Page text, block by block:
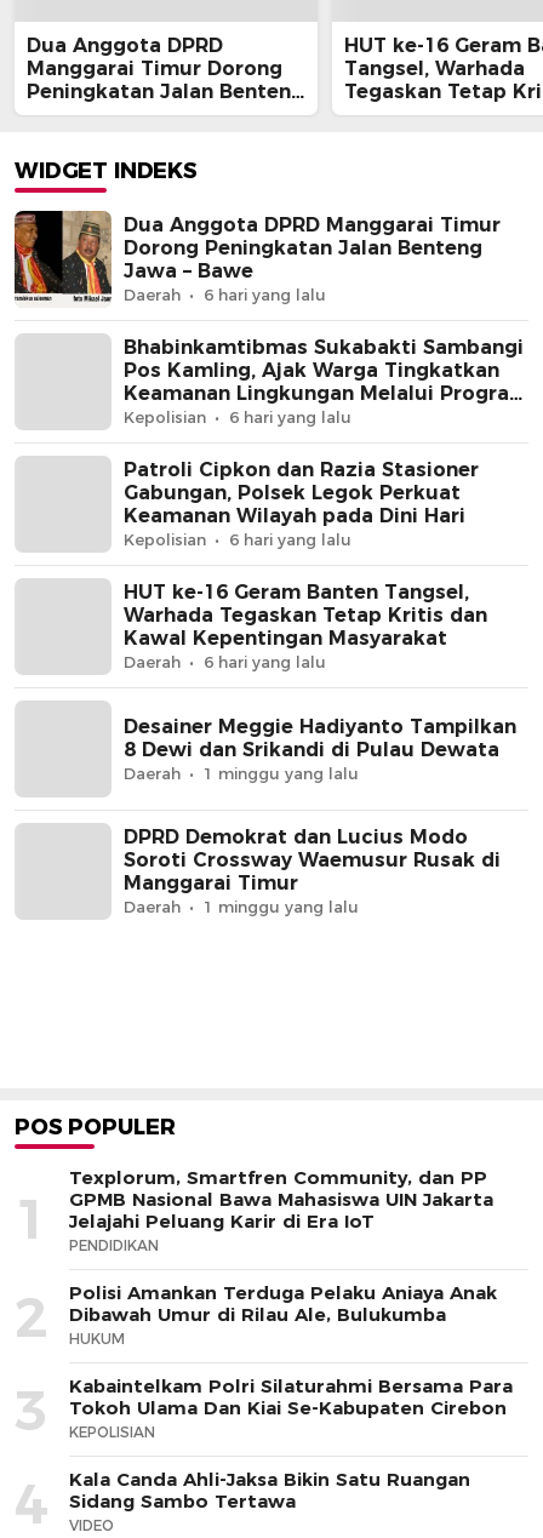
Dua Anggota DPRD
Manggarai Timur Dorong
Peningkatan Jalan Benteng
Jawa – Bawe
HUT ke-16 Geram
Tangsel, Warhada
Tegaskan Tetap
Kawal Kepentingan
WIDGET INDEKS
Dua Anggota DPRD Manggarai Timur
Dorong Peningkatan Jalan Benteng
Jawa – Bawe
Daerah 6 hari yang lalu
Bhabinkamtibmas Sukabakti Sambangi
Pos Kamling, Ajak Warga Tingkatkan
Keamanan Lingkungan Melalui Program
Jaga Jakarta+
Kepolisian 6 hari yang lalu
Patroli Cipkon dan Razia Stasioner
Gabungan, Polsek Legok Perkuat
Keamanan Wilayah pada Dini Hari
Kepolisian 6 hari yang lalu
HUT ke-16 Geram Banten Tangsel,
Warhada Tegaskan Tetap Kritis dan
Kawal Kepentingan Masyarakat
Daerah 6 hari yang lalu
Desainer Meggie Hadiyanto Tampilkan
8 Dewi dan Srikandi di Pulau Dewata
Daerah 1 minggu yang lalu
DPRD Demokrat dan Lucius Modo
Soroti Crossway Waemusur Rusak di
Manggarai Timur
Daerah 1 minggu yang lalu
POS POPULER
1
Texplorum, Smartfren Community, dan PP
GPMB Nasional Bawa Mahasiswa UIN Jakarta
Jelajahi Peluang Karir di Era IoT
PENDIDIKAN
2
Polisi Amankan Terduga Pelaku Aniaya Anak
Dibawah Umur di Rilau Ale, Bulukumba
HUKUM
3
Kabaintelkam Polri Silaturahmi Bersama Para
Tokoh Ulama Dan Kiai Se-Kabupaten Cirebon
KEPOLISIAN
4
Kala Canda Ahli-Jaksa Bikin Satu Ruangan
Sidang Sambo Tertawa
VIDEO